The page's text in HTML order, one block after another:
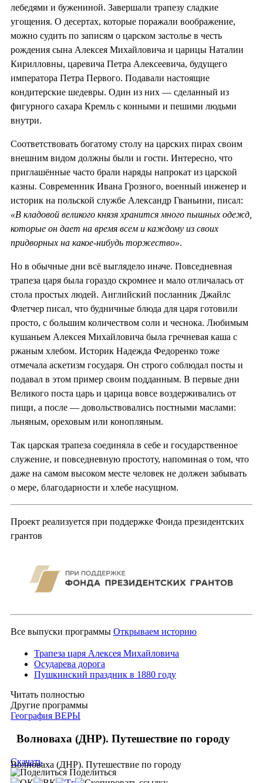
лебедями и бужениной. Завершали трапезу сладкие
угощения. О десертах, которые поражали воображение,
можно судить по записям о царском застолье в честь
рождения сына Алексея Михайловича и царицы Наталии
Кирилловны, царевича Петра Алексеевича, будущего
императора Петра Первого. Подавали настоящие
кондитерские шедевры. Один из них — сделанный из
фигурного сахара Кремль с конными и пешими людьми
внутри.
Соответствовать богатому столу на царских пирах своим
внешним видом должны были и гости. Интересно, что
приглашённые часто брали наряды напрокат из царской
казны. Современник Ивана Грозного, военный инженер и
историк на польской службе Александр Гваньини, писал:
«В кладовой великого князя хранится много пышных одежд,
которые он дает на время всем и каждому из своих
придворных на какое-нибудь торжество».
Но в обычные дни всё выглядело иначе. Повседневная
трапеза царя была гораздо скромнее и мало отличалась от
стола простых людей. Английский посланник Джайлс
Флетчер писал, что будничные блюда для царя готовили
просто, с большим количеством соли и чеснока. Любимым
кушаньем Алексея Михайловича была гречневая каша с
ржаным хлебом. Историк Надежда Федоренко тоже
отмечала аскетизм государя. Он строго соблюдал посты и
подавал в этом пример своим подданным. В первые дни
Великого поста царь и царица вовсе воздерживались от
пищи, а после — довольствовались постными маслами:
льняным, ореховым или конопляным.
Так царская трапеза соединяла в себе и государственное
служение, и повседневную простоту, напоминая о том, что
даже на самом высоком месте человек не должен забывать
о мере, благодарности и хлебе насущном.
Проект реализуется при поддержке Фонда президентских
грантов
Все выпуски программы Открываем историю
Трапеза царя Алексея Михайловича
Осударева дорога
Пушкинский праздник в 1880 году
Читать полностью
Другие программы
География ВЕРЫ
Волноваха (ДНР). Путешествие по городу
Волноваха (ДНР). Путешествие по городу
Скачать
Поделиться